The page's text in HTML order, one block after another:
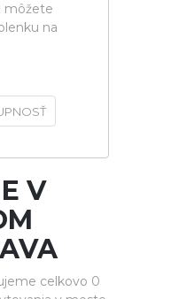
môžete
na
V
celkovo 0